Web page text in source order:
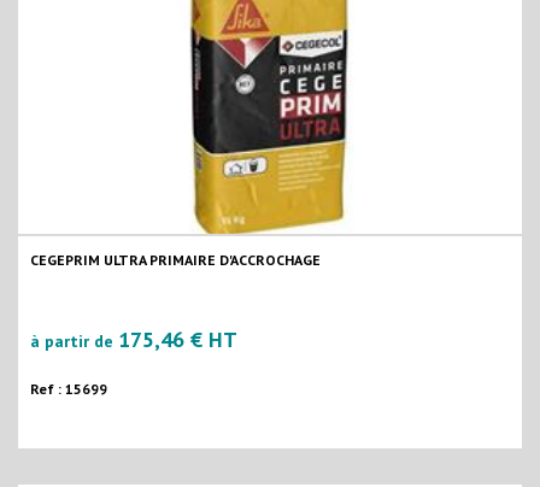
CEGEPRIM ULTRA PRIMAIRE D'ACCROCHAGE
à partir de 175,46 € HT
Ref : 15699